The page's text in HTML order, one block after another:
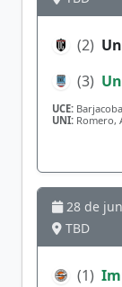
(2)
(3)
UCE:
UNI: Romero,
28 de
TBD
(1)